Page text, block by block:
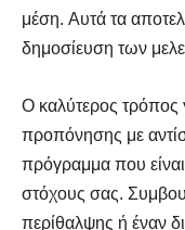
μέση. Αυτά τα
δημοσίευση των
Ο καλύτερος τρόπος
προπόνησης με
πρόγραμμα που
στόχους σας.
περίθαλψης ή έναν